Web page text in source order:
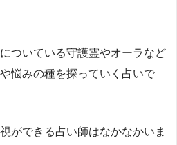
ついている守護霊やオーラなど
悩みの種を探っていく占いで
ができる占い師はなかなかいま